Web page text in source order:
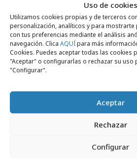
Uso de cookies
Utilizamos cookies propias y de terceros
personalización, analíticos y para
con tus preferencias mediante el análisis
navegación. Clica AQUÍpara más
Cookies. Puedes aceptar todas las cookies
"Aceptar" o configurarlas o rechazar su uso
"Configurar".
Aceptar
Rechazar
Configurar